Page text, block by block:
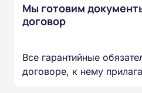
Мы готовим
договор
Все гарантийные
договоре, к нему